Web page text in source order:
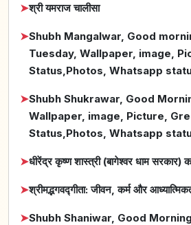
➤श्री यमराज चालीसा
➤Shubh Mangalwar, Good
Tuesday, Wallpaper, image,
Status,Photos, Whatsapp
➤Shubh Shukrawar, Good
Wallpaper, image, Picture,
Status,Photos, Whatsapp
➤धीरेंद्र कृष्ण शास्त्री (बागेश्वर धाम सरकार)
➤श्रीमद्भगवद्गीता: जीवन, कर्म और
➤Shubh Shaniwar, Good